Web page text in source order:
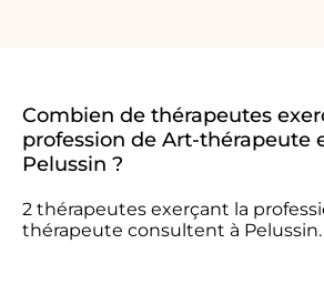
Combien de thérapeutes
profession de Art-thérapeute
Pelussin ?
2 thérapeutes exerçant la
thérapeute consultent à Pelussin.